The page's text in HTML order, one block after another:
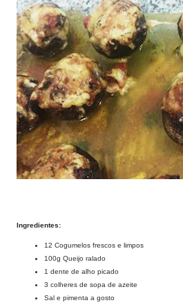
Ingredientes:
12 Cogumelos frescos e limpos
100g Queijo ralado
1 dente de alho picado
3 colheres de sopa de azeite
Sal e pimenta a gosto